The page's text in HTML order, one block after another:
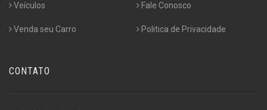
Veículos
Venda seu Carro
Fale Conosco
Politica de Privacidade
CONTATO